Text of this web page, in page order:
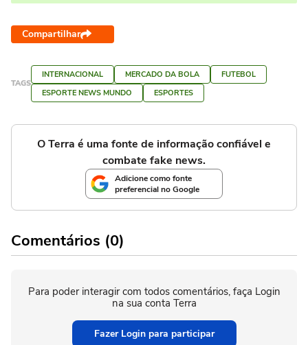
Compartilhar
TAGS
INTERNACIONAL MERCADO DA BOLA
FUTEBOL
ESPORTE NEWS MUNDO
ESPORTES
O Terra é uma fonte de informação confiável e
combate fake news.
Adicione como fonte
preferencial no Google
Comentários (0)
Para poder interagir com todos comentários, faça Login
na sua conta Terra
Fazer Login para participar